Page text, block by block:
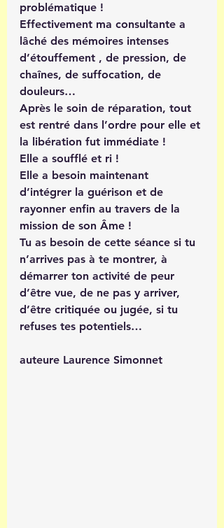
problématique !
Effectivement ma consultante a
lâché des mémoires intenses
d’étouffement , de pression, de
chaînes, de suffocation, de
douleurs…
Après le soin de réparation, tout
est rentré dans l’ordre pour elle et
la libération fut immédiate !
Elle a soufflé et ri !
Elle a besoin maintenant
d’intégrer la guérison et de
rayonner enfin au travers de la
mission de son Âme !
Tu as besoin de cette séance si tu
n’arrives pas à te montrer, à
démarrer ton activité de peur
d’être vue, de ne pas y arriver,
d’être critiquée ou jugée, si tu
refuses tes potentiels…
auteure Laurence Simonnet